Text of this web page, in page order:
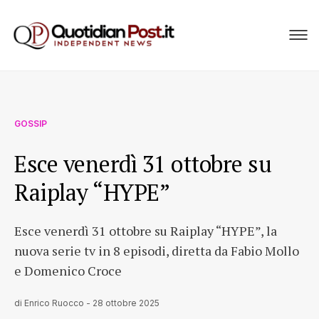
GOSSIP
Esce venerdì 31 ottobre su
Raiplay “HYPE”
Esce venerdì 31 ottobre su Raiplay “HYPE”, la
nuova serie tv in 8 episodi, diretta da Fabio Mollo
e Domenico Croce
di Enrico Ruocco - 28 ottobre 2025